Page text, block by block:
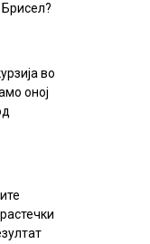
Брисел?
во
оној